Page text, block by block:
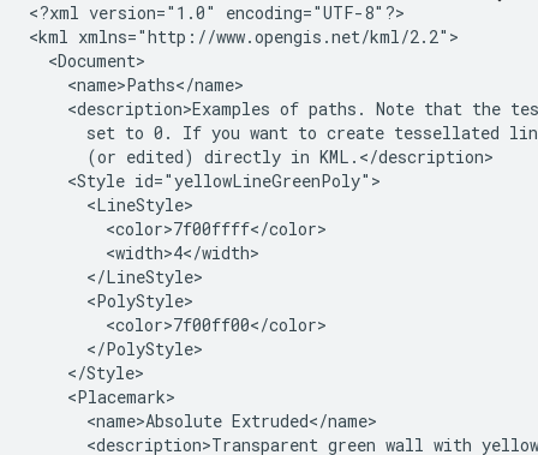
<?xml version="1.0" encoding="UTF-8"?>
<kml xmlns="http://www.opengis.net/kml/2.2">
  <Document>
    <name>Paths</name>
<description>Examples of paths. Note that the
set to 0. If you want to create tessellated
      (or edited) directly in KML.</description>
    <Style id="yellowLineGreenPoly">
      <LineStyle>
        <color>7f00ffff</color>
        <width>4</width>
      </LineStyle>
      <PolyStyle>
        <color>7f00ff00</color>
      </PolyStyle>
    </Style>
    <Placemark>
      <name>Absolute Extruded</name>
<description>Transparent green wall with